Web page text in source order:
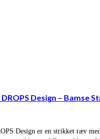
Design – Bamse
Design er en strikket ræv